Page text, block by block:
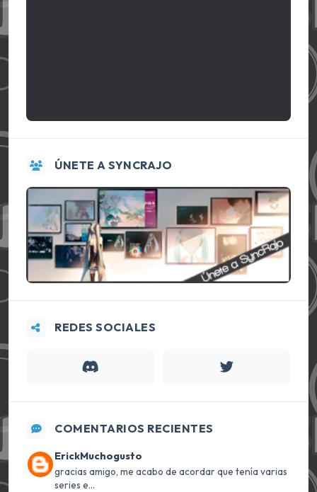
ÚNETE A SYNCRAJO
REDES SOCIALES
COMENTARIOS RECIENTES
ErickMuchogusto
gracias amigo, me acabo de acordar que tenía varias
series e...